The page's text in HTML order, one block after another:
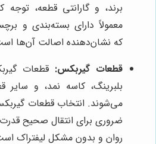
برند، و گارانتی قطعه،
معمولاً دارای بسته‌بندی و
که نشان‌دهنده اصالت آن‌ها
قطعات گیربکس: قطعات
بلبرینگ، کاسه نمد، و سایر
می‌شوند. انتخاب قطعات
ضروری برای انتقال صحیح
روان و بدون مشکل لیفتراک